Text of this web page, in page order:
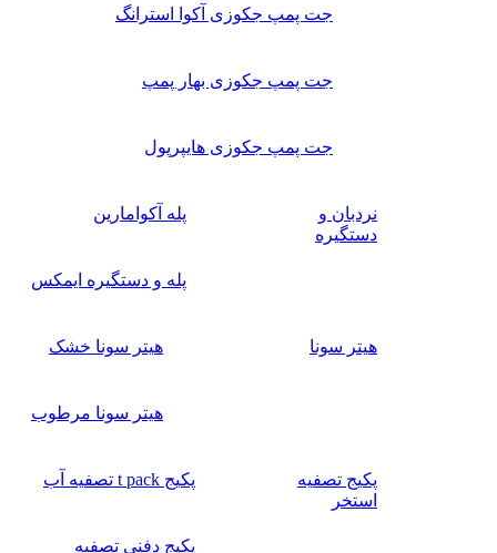
جت پمپ جکوزی آکوا استرانگ
جت پمپ جکوزی بهار پمپ
جت پمپ جکوزی هایپرپول
نردبان و
دستگیره
پله آکوامارین
پله و دستگیره ایمکس
هیتر سونا هیتر سونا خشک
هیتر سونا مرطوب
پکیج تصفیه
استخر
پکیج t pack تصفیه آب
پکیج دفنی تصفیه